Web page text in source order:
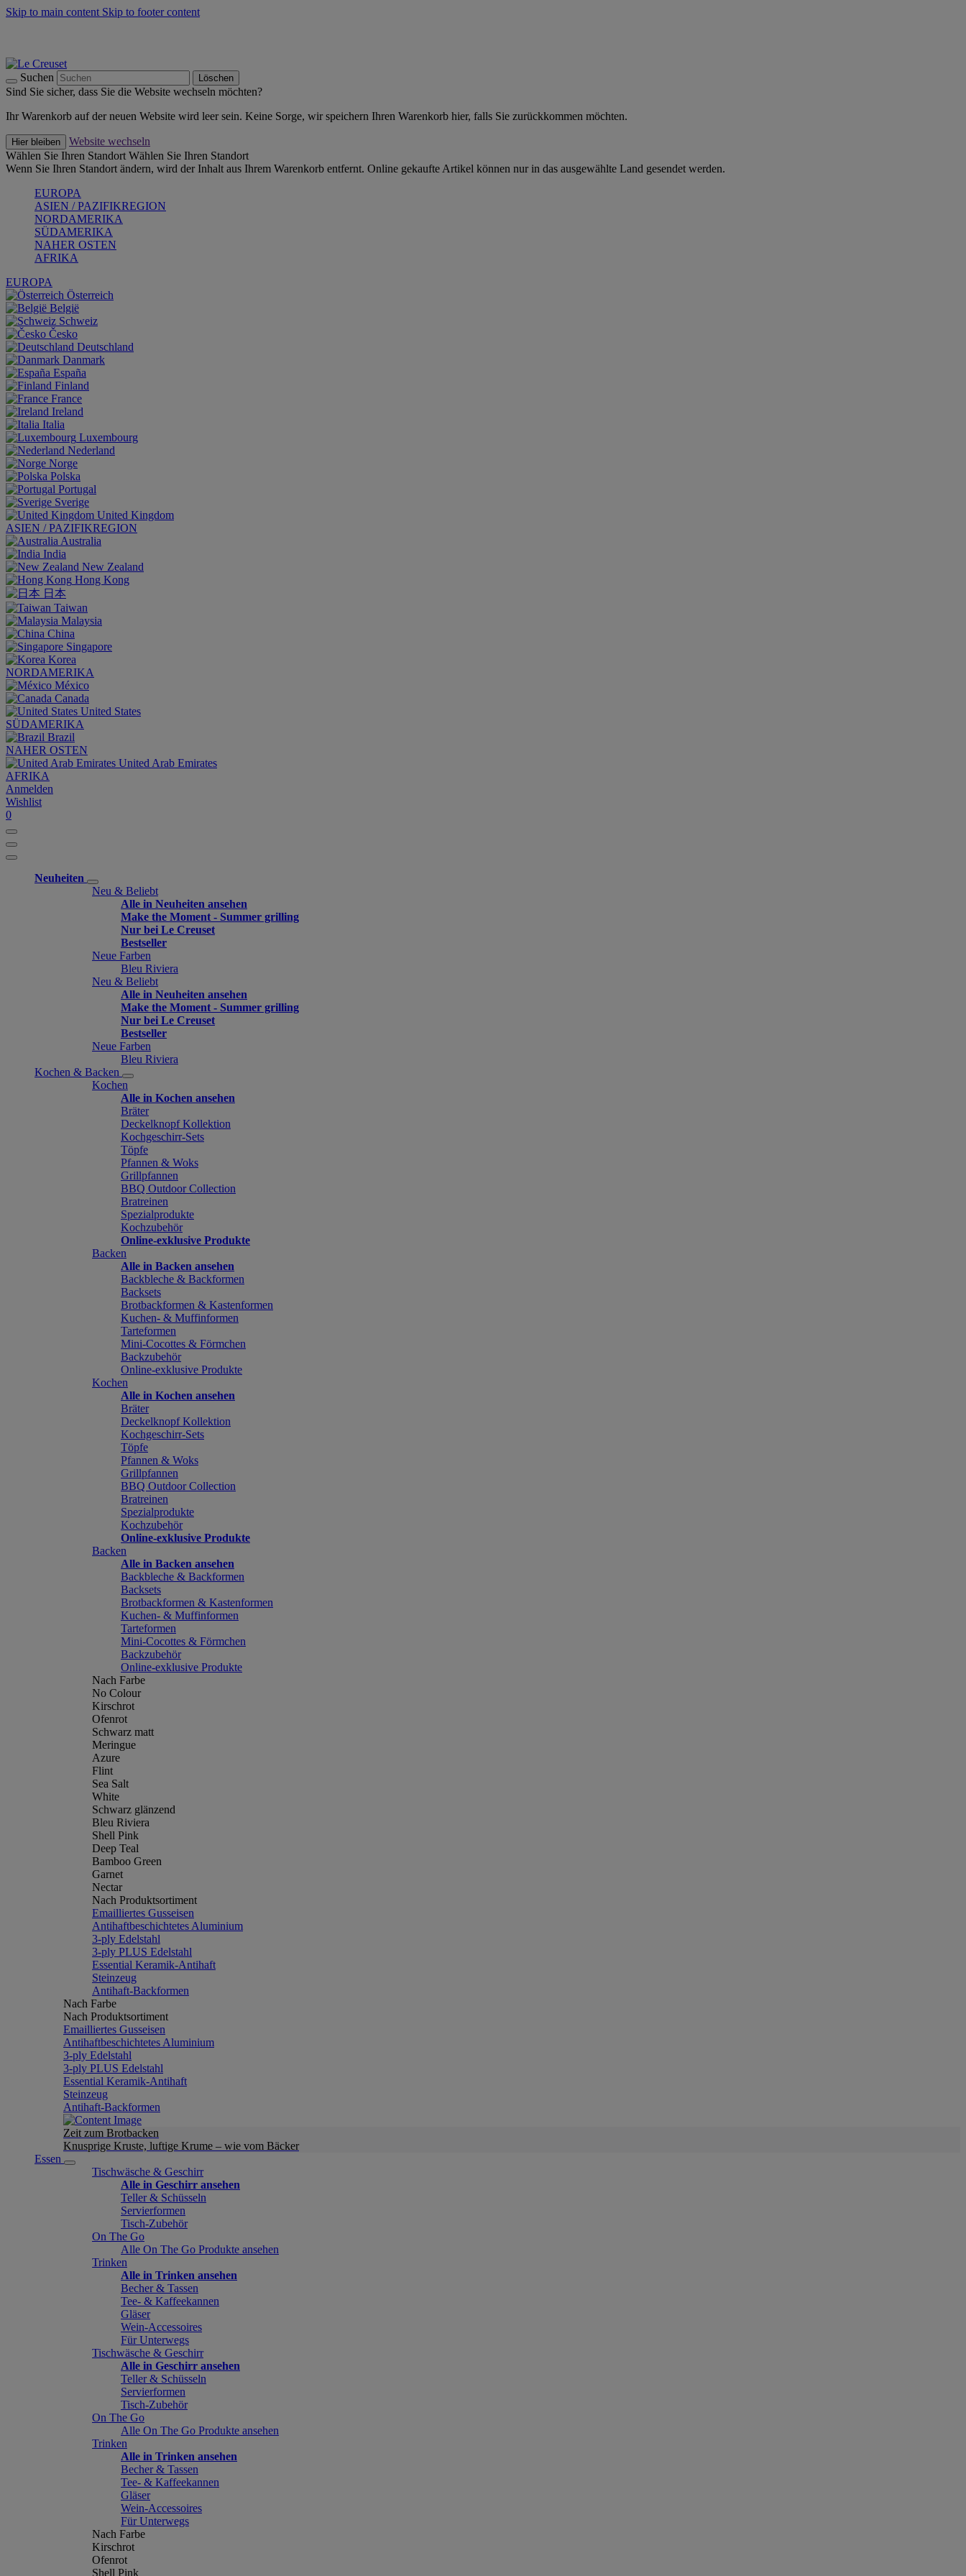
Skip to main content Skip to footer content
Suchen Löschen
Sind Sie sicher, dass Sie die Website wechseln möchten?
Ihr Warenkorb auf der neuen Website wird leer sein. Keine Sorge, wir speichern Ihren Warenkorb hier, falls Sie zurückkommen möchten.
Hier bleiben
Website wechseln
Wählen Sie Ihren Standort Wählen Sie Ihren Standort
Wenn Sie Ihren Standort ändern, wird der Inhalt aus Ihrem Warenkorb entfernt. Online gekaufte Artikel können nur in das ausgewählte Land gesendet werden.
EUROPA
ASIEN / PAZIFIKREGION
NORDAMERIKA
SÜDAMERIKA
NAHER OSTEN
AFRIKA
EUROPA
Österreich
België
Schweiz
Česko
Deutschland
Danmark
España
Finland
France
Ireland
Italia
Luxembourg
Nederland
Norge
Polska
Portugal
Sverige
United Kingdom
ASIEN / PAZIFIKREGION
Australia
India
New Zealand
Hong Kong
日本
Taiwan
Malaysia
China
Singapore
Korea
NORDAMERIKA
México
Canada
United States
SÜDAMERIKA
Brazil
NAHER OSTEN
United Arab Emirates
AFRIKA
Anmelden
Wishlist
0
Neuheiten
Neu & Beliebt
Alle in Neuheiten ansehen
Make the Moment - Summer grilling
Nur bei Le Creuset
Bestseller
Neue Farben
Bleu Riviera
Neu & Beliebt
Alle in Neuheiten ansehen
Make the Moment - Summer grilling
Nur bei Le Creuset
Bestseller
Neue Farben
Bleu Riviera
Kochen & Backen
Kochen
Alle in Kochen ansehen
Bräter
Deckelknopf Kollektion
Kochgeschirr-Sets
Töpfe
Pfannen & Woks
Grillpfannen
BBQ Outdoor Collection
Bratreinen
Spezialprodukte
Kochzubehör
Online-exklusive Produkte
Backen
Alle in Backen ansehen
Backbleche & Backformen
Backsets
Brotbackformen & Kastenformen
Kuchen- & Muffinformen
Tarteformen
Mini-Cocottes & Förmchen
Backzubehör
Online-exklusive Produkte
Kochen
Alle in Kochen ansehen
Bräter
Deckelknopf Kollektion
Kochgeschirr-Sets
Töpfe
Pfannen & Woks
Grillpfannen
BBQ Outdoor Collection
Bratreinen
Spezialprodukte
Kochzubehör
Online-exklusive Produkte
Backen
Alle in Backen ansehen
Backbleche & Backformen
Backsets
Brotbackformen & Kastenformen
Kuchen- & Muffinformen
Tarteformen
Mini-Cocottes & Förmchen
Backzubehör
Online-exklusive Produkte
Nach Farbe
No Colour
Kirschrot
Ofenrot
Schwarz matt
Meringue
Azure
Flint
Sea Salt
White
Schwarz glänzend
Bleu Riviera
Shell Pink
Deep Teal
Bamboo Green
Garnet
Nectar
Nach Produktsortiment
Emailliertes Gusseisen
Antihaftbeschichtetes Aluminium
3-ply Edelstahl
3-ply PLUS Edelstahl
Essential Keramik-Antihaft
Steinzeug
Antihaft-Backformen
Nach Farbe
Nach Produktsortiment
Emailliertes Gusseisen
Antihaftbeschichtetes Aluminium
3-ply Edelstahl
3-ply PLUS Edelstahl
Essential Keramik-Antihaft
Steinzeug
Antihaft-Backformen
Zeit zum Brotbacken
Knusprige Kruste, luftige Krume – wie vom Bäcker
Essen
Tischwäsche & Geschirr
Alle in Geschirr ansehen
Teller & Schüsseln
Servierformen
Tisch-Zubehör
On The Go
Alle On The Go Produkte ansehen
Trinken
Alle in Trinken ansehen
Becher & Tassen
Tee- & Kaffeekannen
Gläser
Wein-Accessoires
Für Unterwegs
Tischwäsche & Geschirr
Alle in Geschirr ansehen
Teller & Schüsseln
Servierformen
Tisch-Zubehör
On The Go
Alle On The Go Produkte ansehen
Trinken
Alle in Trinken ansehen
Becher & Tassen
Tee- & Kaffeekannen
Gläser
Wein-Accessoires
Für Unterwegs
Nach Farbe
Kirschrot
Ofenrot
Shell Pink